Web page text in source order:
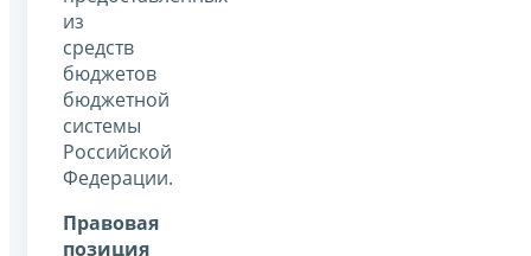
из
средств
бюджетов
бюджетной
системы
Российской
Федерации.
Правовая
позиция